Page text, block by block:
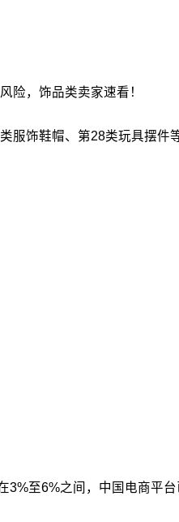
险，饰品类卖家速看！
饰鞋帽、第28类玩具摆
至6%之间，中国电商平台